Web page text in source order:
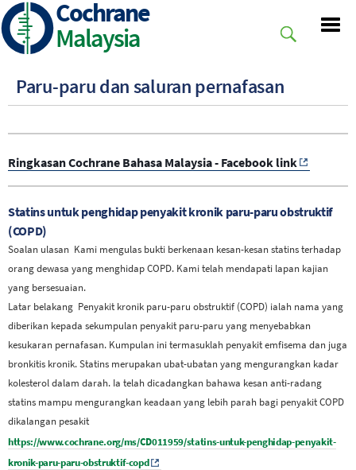
Skip
to
main
Cochrane
Malaysia
Paru-paru dan saluran pernafasan
Ringkasan Cochrane Bahasa Malaysia - Facebook link
Statins untuk penghidap penyakit kronik paru-paru obstruktif
(COPD)
Soalan ulasan Kami mengulas bukti berkenaan kesan-kesan statins terhadap
orang dewasa yang menghidap COPD. Kami telah mendapati lapan kajian
yang bersesuaian.
Latar belakang Penyakit kronik paru-paru obstruktif (COPD) ialah nama yang
diberikan kepada sekumpulan penyakit paru-paru yang menyebabkan
kesukaran pernafasan. Kumpulan ini termasuklah penyakit emfisema dan juga
bronkitis kronik. Statins merupakan ubat-ubatan yang mengurangkan kadar
kolesterol dalam darah. Ia telah dicadangkan bahawa kesan anti-radang
statins mampu mengurangkan keadaan yang lebih parah bagi penyakit COPD
dikalangan pesakit
https://www.cochrane.org/ms/CD011959/statins-untuk-penghidap-penyakit-
kronik-paru-paru-obstruktif-copd